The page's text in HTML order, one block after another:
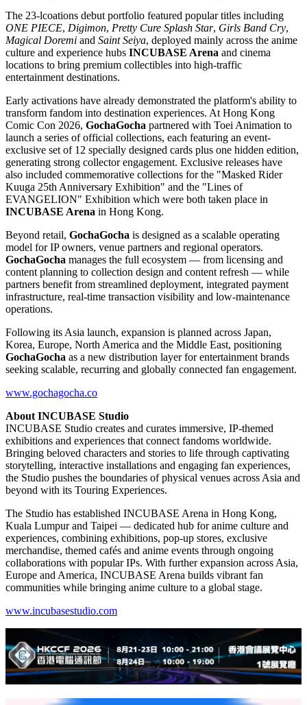
The 23-lcoations debut portfolio featured popular titles including
ONE PIECE, Digimon, Pretty Cure Splash Star, Girls Band Cry,
Magical Doremi and Saint Seiya, deployed mainly across the anime
culture and experience hubs INCUBASE Arena and cinema
locations to bring premium collectibles into high-traffic
entertainment destinations.
Early activations have already demonstrated the platform's ability to
transform fandom into destination experiences. At Hong Kong
Comic Con 2026, GochaGocha partnered with Toei Animation to
launch a series of official collections, each featuring an event-
exclusive set of 12 specially designed cards plus one hidden edition,
generating strong collector engagement. Exclusive releases have
also included commemorative collections for the "Masked Rider
Kuuga 25th Anniversary Exhibition" and the "Lines of
EVANGELION" Exhibition which were both taken place in
INCUBASE Arena in Hong Kong.
Beyond retail, GochaGocha is designed as a scalable operating
model for IP owners, venue partners and regional operators.
GochaGocha manages the full ecosystem — from licensing and
content planning to collection design and content refresh — while
partners benefit from streamlined deployment, integrated payment
infrastructure, real-time transaction visibility and low-maintenance
operations.
Following its Asia launch, expansion is planned across Japan,
Korea, Europe, North America and the Middle East, positioning
GochaGocha as a new distribution layer for entertainment brands
seeking scalable, recurring and globally connected fan engagement.
www.gochagocha.co
About INCUBASE Studio
INCUBASE Studio creates and curates immersive, IP-themed
exhibitions and experiences that connect fandoms worldwide.
Bringing beloved characters and stories to life through captivating
storytelling, interactive installations and engaging fan experiences,
the Studio pushes the boundaries of physical venues across Asia and
beyond with its Touring Experiences.
The Studio has established INCUBASE Arena in Hong Kong,
Kuala Lumpur and Taipei — dedicated hub for anime culture and
experiences, combining exhibitions, pop-up stores, exclusive
merchandise, themed cafés and anime events through ongoing
collaborations with popular IPs. With further expansion across Asia,
Europe and America, INCUBASE Arena builds vibrant fan
communities while bringing anime culture to a global stage.
www.incubasestudio.com